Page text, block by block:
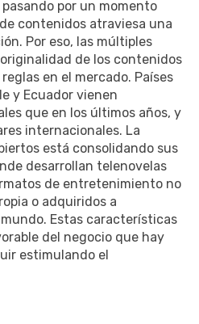
pasando por un momento
contenidos atraviesa una
Por eso, las múltiples
de los contenidos
en el mercado. Países
y Ecuador vienen
que en los últimos años, y
internacionales. La
está consolidando sus
desarrollan telenovelas
de entretenimiento no
o adquiridos a
Estas características
del negocio que hay
estimulando el